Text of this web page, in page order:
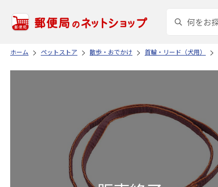
ホーム ペットストア 散歩・おでかけ 首輪・リード（犬用）